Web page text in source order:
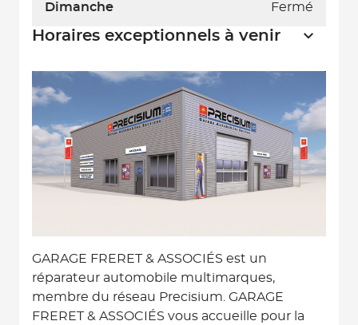
Dimanche Fermé
Horaires exceptionnels à venir
GARAGE FRERET & ASSOCIÉS est un
réparateur automobile multimarques,
membre du réseau Precisium. GARAGE
FRERET & ASSOCIÉS vous accueille pour la